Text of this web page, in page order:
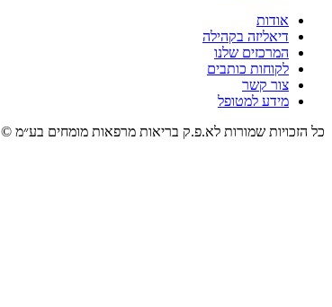
אודות
דיאליזה בקהילה
המרכזים שלנו
לקוחות כותבים
צור קשר
מידע למטופל
כל הזכויות שמורות לא.פ.ק בריאות מרפאות מומחים בע״מ ©